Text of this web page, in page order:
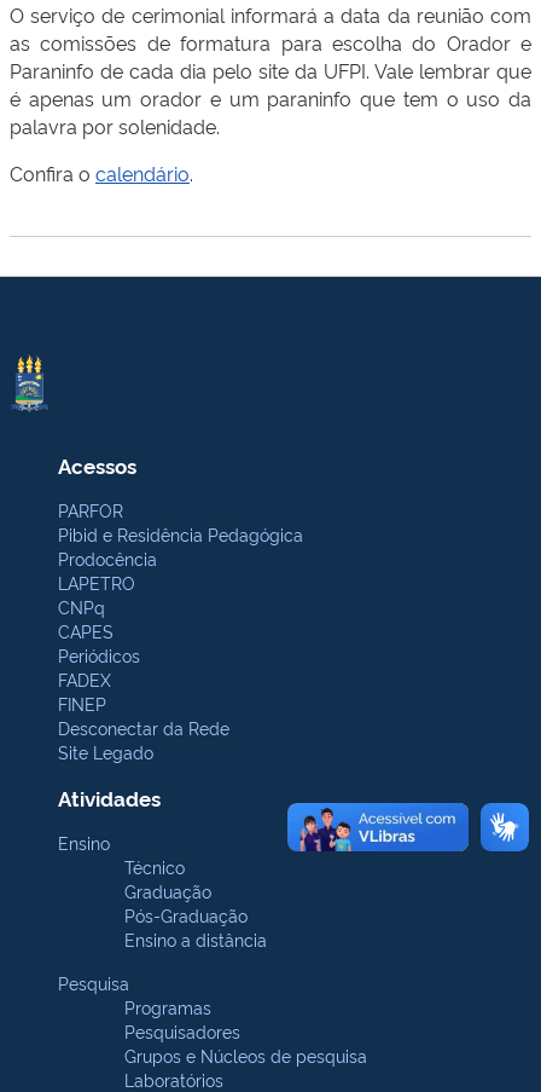
O serviço de cerimonial informará a data da reunião com
as comissões de formatura para escolha do Orador e
Paraninfo de cada dia pelo site da UFPI. Vale lembrar que
é apenas um orador e um paraninfo que tem o uso da
palavra por solenidade.
Confira o calendário.
Acessos
PARFOR
Pibid e Residência Pedagógica
Prodocência
LAPETRO
CNPq
CAPES
Periódicos
FADEX
FINEP
Desconectar da Rede
Site Legado
Atividades
Ensino
Técnico
Graduação
Pós-Graduação
Ensino a distância
Pesquisa
Programas
Pesquisadores
Grupos e Núcleos de pesquisa
Laboratórios